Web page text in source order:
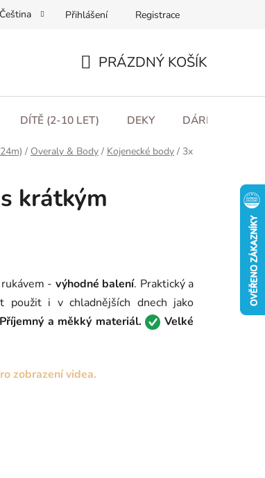
Podmínky ochrany osobních údajů
Čeština Přihlášení Registrace
KOŠÍK
PRÁZDNÝ KOŠÍK
DÍTĚ (2-10 LET) DEKY DÁRKOVÉ
/ Overaly & Body / Kojenecké body / 3x
krátkým
- výhodné balení. Praktický a
použit i v chladnějších dnech jako
a měkký materiál.
Velké
zobrazení videa.